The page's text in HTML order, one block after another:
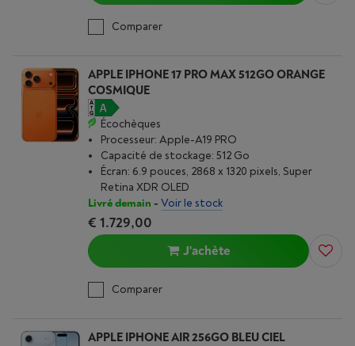
Comparer
APPLE IPHONE 17 PRO MAX 512GO ORANGE
COSMIQUE
Écochèques
Processeur: Apple-A19 PRO
Capacité de stockage: 512 Go
Écran: 6.9 pouces, 2868 x 1320 pixels, Super
Retina XDR OLED
Livré demain - Voir le stock
€ 1.729,00
J'achète
Comparer
APPLE IPHONE AIR 256GO BLEU CIEL